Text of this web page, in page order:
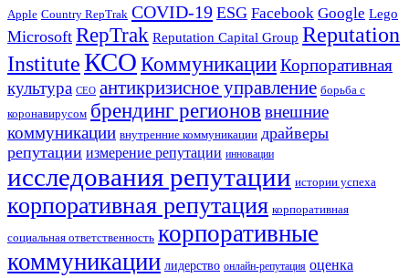
Apple Country RepTrak COVID-19 ESG Facebook Google Lego
Microsoft RepTrak Reputation Capital Group Reputation
InstituteКСО КоммуникацииКорпоративная
культура СЕО антикризисное управление борьба с
коронавирусом брендинг регионов внешние
коммуникации внутренние коммуникации драйверы
репутации измерение репутации инновации
исследования репутации истории успеха
корпоративная репутация корпоративная
социальная ответственность корпоративные
коммуникации лидерство онлайн-репутация оценка